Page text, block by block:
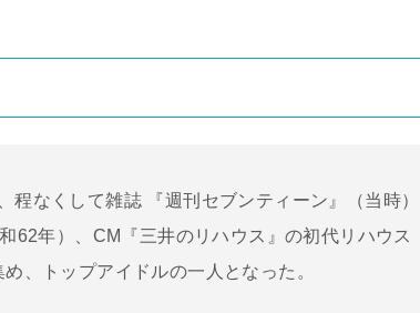
程なくして雑誌 『週刊セブンティーン』（当時）
62年）、CM『三井のリハウス』の初代リハウス
、トップアイドルの一人となった。